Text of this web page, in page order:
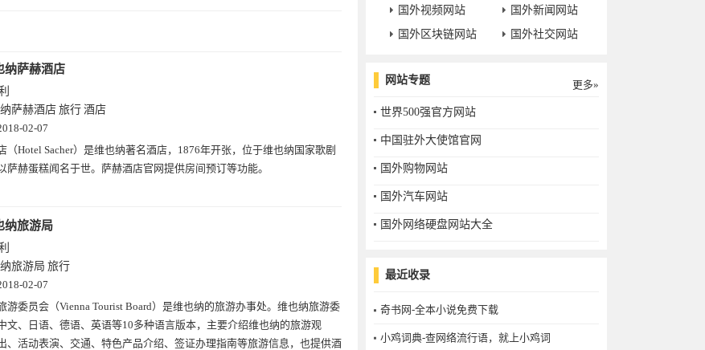
纳萨赫酒店
萨赫酒店 旅行 酒店
02-07
（Hotel Sacher）是维也纳著名酒店，1876年开张，位于维也纳国家歌剧
萨赫蛋糕闻名于世。萨赫酒店官网提供房间预订等功能。
纳旅游局
旅游局 旅行
02-07
游委员会（Vienna Tourist Board）是维也纳的旅游办事处。维也纳旅游委
文、日语、德语、英语等10多种语言版本，主要介绍维也纳的旅游观
、活动表演、交通、特色产品介绍、签证办理指南等旅游信息，也提供酒
国外视频网站
国外新闻网站
国外区块链网站
国外社交网站
网站专题 更多»
世界500强官方网站
中国驻外大使馆官网
国外购物网站
国外汽车网站
国外网络硬盘网站大全
最近收录
奇书网-全本小说免费下载
小鸡词典-查网络流行语，就上小鸡词